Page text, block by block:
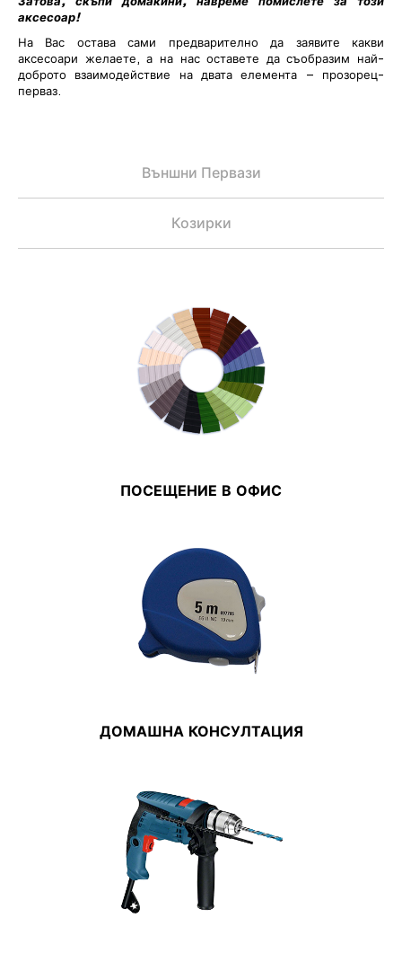
аксесоар!
На Вас остава сами предварително да заявите какви
аксесоари желаете, а на нас оставете да съобразим най-
доброто взаимодействие на двата елемента – прозорец-
перваз.
Външни Первази
Козирки
ПОСЕЩЕНИЕ В ОФИС
ДОМАШНА КОНСУЛТАЦИЯ